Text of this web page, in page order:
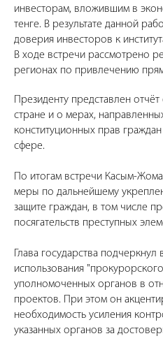
инвесторам, вложившим в
тенге. В результате данной
доверия инвесторов к
В ходе встречи рассмотрено
регионах по привлечению
Президенту представлен
стране и о мерах,
конституционных прав
сфере.
По итогам встречи Касым-
меры по дальнейшему
защите граждан, в том числе
посягательств преступных
Глава государства
использования
уполномоченных органов в
проектов. При этом он
необходимость усиления
указанных органов за